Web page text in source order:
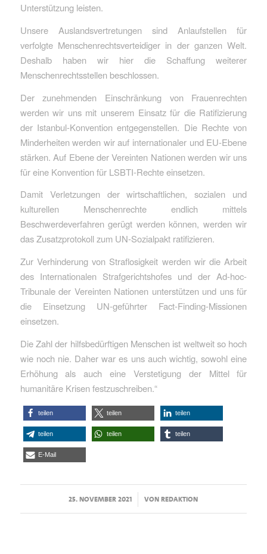
Unterstützung leisten.
Unsere Auslandsvertretungen sind Anlaufstellen für
verfolgte Menschenrechtsverteidiger in der ganzen Welt.
Deshalb haben wir hier die Schaffung weiterer
Menschenrechtsstellen beschlossen.
Der zunehmenden Einschränkung von Frauenrechten
werden wir uns mit unserem Einsatz für die Ratifizierung
der Istanbul-Konvention entgegenstellen. Die Rechte von
Minderheiten werden wir auf internationaler und EU-Ebene
stärken. Auf Ebene der Vereinten Nationen werden wir uns
für eine Konvention für LSBTI-Rechte einsetzen.
Damit Verletzungen der wirtschaftlichen, sozialen und
kulturellen Menschenrechte endlich mittels
Beschwerdeverfahren gerügt werden können, werden wir
das Zusatzprotokoll zum UN-Sozialpakt ratifizieren.
Zur Verhinderung von Straflosigkeit werden wir die Arbeit
des Internationalen Strafgerichtshofes und der Ad-hoc-
Tribunale der Vereinten Nationen unterstützen und uns für
die Einsetzung UN-geführter Fact-Finding-Missionen
einsetzen.
Die Zahl der hilfsbedürftigen Menschen ist weltweit so hoch
wie noch nie. Daher war es uns auch wichtig, sowohl eine
Erhöhung als auch eine Verstetigung der Mittel für
humanitäre Krisen festzuschreiben.“
teilen teilen teilen
teilen teilen teilen
E-Mail
25. NOVEMBER 2021
/ VONREDAKTION